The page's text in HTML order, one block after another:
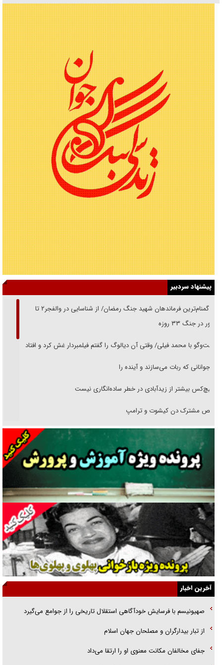
پیشنهاد سردبیر
از گمنام‌ترین فرماندهان شهید جنگ رمضان/ از شناسایی در والفجر۲ تا
حضور در جنگ ۳۳ روزه
گفت‌وگو با محمد فیلی/ وقتی آن دیالوگ را گفتم فیلمبردار غش کرد و افتاد
نوجوانانی که ربات می‌سازند و آینده را
هیچ‌کس بیشتر از زیدآبادی در خطر ساده‌انگاری نیست
رقص مشترک دن کیشوت و ترامپ
دنده دولت به واگذاری مسئله‌دار ایران‌خودرو/ خصوصی‌سازی یا انحصار؟
غریزه‌ی بقا و آقای باقی و رفقا
جراحی‌های زیبایی با مدرک فوق‌دیپلم! + گفت‌وگو با متهم
گفت‌وگو با همسر یکی از شهدای جنگ رمضان/ پیکر بی‌سر شهید را از
انگشت‌های پا شناسایی کردیم
نسلی که آنلاین الگو می‌گیرد
گفت‌وگو با آیت‌الله جاودان/ جفای مخالفان مکانت معنوی رهبر شهید را
ارتقا می‌داد
راننده مست به قانون می‌خندد
همه آقای دوربینی شده‌ایم!
قصه ناتمام سرویس مدارس
آیا مقاومت فلسطین خلع‌سلاح می‌شود؟
آخرین اخبار
صهیونیسم با فرسایش خودآگاهی استقلال تاریخی را از جوامع می‌گیرد
از تبار بیدارگران و مصلحان جهان اسلام
جفای مخالفان مکانت معنوی او را ارتقا می‌داد